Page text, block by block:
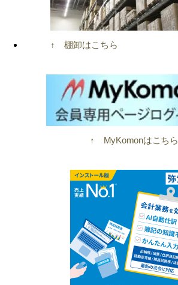
↑ 棚卸はこちら
↑ MyKomonはこちら